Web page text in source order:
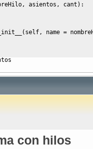
, asientos , cant ) :
( self , name =
.get
con hilos